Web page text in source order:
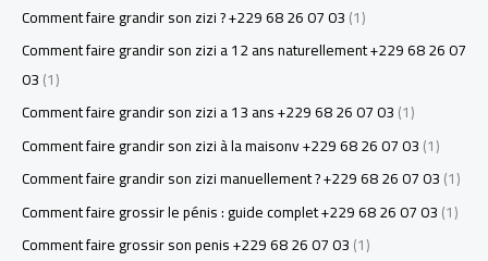
Comment faire grandir son zizi ? +229 68 26 07 03(1)
Comment faire grandir son zizi a 12 ans naturellement +229 68 26 07
03(1)
Comment faire grandir son zizi a 13 ans +229 68 26 07 03(1)
Comment faire grandir son zizi à la maisonv +229 68 26 07 03(1)
Comment faire grandir son zizi manuellement ? +229 68 26 07 03(1)
Comment faire grossir le pénis : guide complet +229 68 26 07 03(1)
Comment faire grossir son penis +229 68 26 07 03(1)